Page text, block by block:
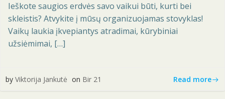
Ieškote saugios erdvės savo vaikui būti, kurti bei
skleistis? Atvykite į mūsų organizuojamas stovyklas!
Vaikų laukia įkvepiantys atradimai, kūrybiniai
užsiėmimai, […]
by Viktorija Jankutė on Bir 21 Read more